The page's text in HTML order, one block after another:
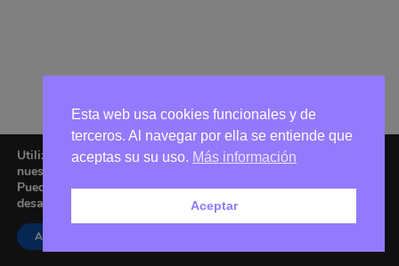
Utilizamos cookies para ofrecerte la mejor experiencia en
nuestra web.
Puedes aprender más sobre qué cookies utilizamos o
desactivarlas en los
Aceptar
Esta web usa cookies funcionales y de
terceros. Al navegar por ella se entiende que
aceptas su su uso. Más información
Aceptar